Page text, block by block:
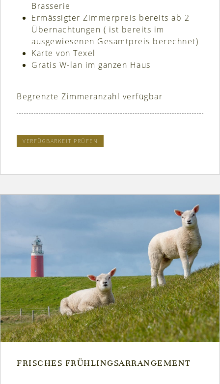
Brasserie
Ermässigter Zimmerpreis bereits ab 2
Übernachtungen ( ist bereits im
ausgewiesenen Gesamtpreis berechnet)
Karte von Texel
Gratis W-lan im ganzen Haus
Begrenzte Zimmeranzahl verfügbar
VERFÜGBARKEIT PRÜFEN
FRISCHES FRÜHLINGSARRANGEMENT